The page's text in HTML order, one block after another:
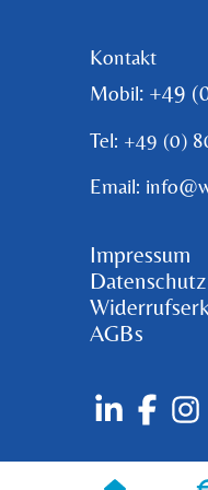
Kontakt
Mobil: +49
Tel: +49 (0)
Email:
Impressum
Datenschutz
AGBs